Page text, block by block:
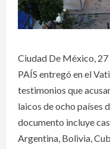
Ciudad De México,
PAÍS entregó en el
testimonios que
laicos de ocho países
documento incluye
Argentina, Bolivia,